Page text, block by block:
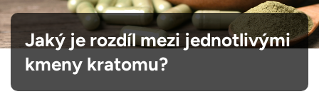
Jaký je rozdíl mezi jednotlivými
kmeny kratomu?